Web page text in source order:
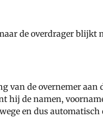
de overdrager blijkt
van de overnemer aan
hij de namen,
en dus automatisch